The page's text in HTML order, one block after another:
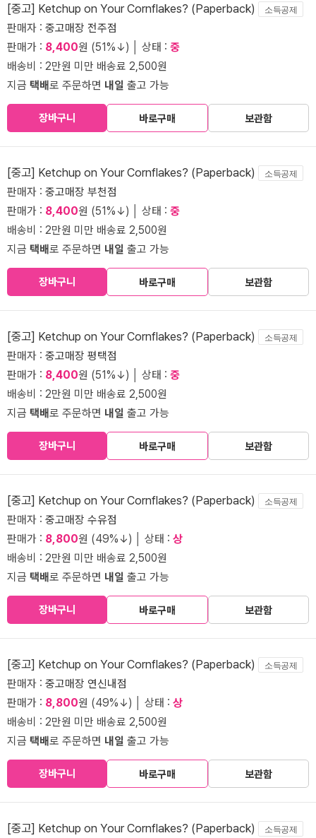
[중고] Ketchup on Your Cornflakes? (Paperback) 소득공제
판매자 : 중고매장 전주점
판매가 : 8,400원 (51%↓) │ 상태 : 중
배송비 : 2만원 미만 배송료 2,500원
지금 택배로 주문하면 내일 출고 가능
장바구니 바로구매 보관함
[중고] Ketchup on Your Cornflakes? (Paperback) 소득공제
판매자 : 중고매장 부천점
판매가 : 8,400원 (51%↓) │ 상태 : 중
배송비 : 2만원 미만 배송료 2,500원
지금 택배로 주문하면 내일 출고 가능
장바구니 바로구매 보관함
[중고] Ketchup on Your Cornflakes? (Paperback) 소득공제
판매자 : 중고매장 평택점
판매가 : 8,400원 (51%↓) │ 상태 : 중
배송비 : 2만원 미만 배송료 2,500원
지금 택배로 주문하면 내일 출고 가능
장바구니 바로구매 보관함
[중고] Ketchup on Your Cornflakes? (Paperback) 소득공제
판매자 : 중고매장 수유점
판매가 : 8,800원 (49%↓) │ 상태 : 상
배송비 : 2만원 미만 배송료 2,500원
지금 택배로 주문하면 내일 출고 가능
장바구니 바로구매 보관함
[중고] Ketchup on Your Cornflakes? (Paperback) 소득공제
판매자 : 중고매장 연신내점
판매가 : 8,800원 (49%↓) │ 상태 : 상
배송비 : 2만원 미만 배송료 2,500원
지금 택배로 주문하면 내일 출고 가능
장바구니 바로구매 보관함
[중고] Ketchup on Your Cornflakes? (Paperback) 소득공제